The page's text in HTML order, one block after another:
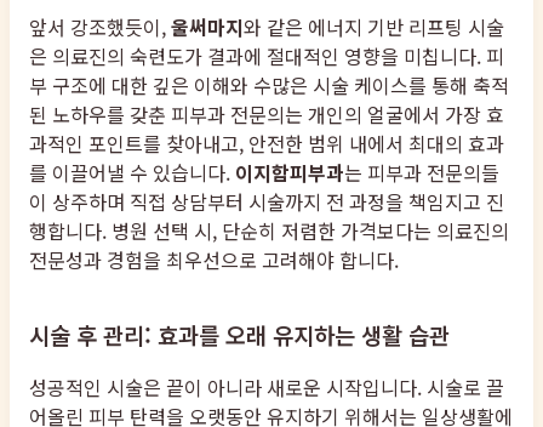
앞서 강조했듯이,울써마지와 같은 에너지 기반 리프팅 시술
은 의료진의 숙련도가 결과에 절대적인 영향을 미칩니다. 피
부 구조에 대한 깊은 이해와 수많은 시술 케이스를 통해 축적
된 노하우를 갖춘 피부과 전문의는 개인의 얼굴에서 가장 효
과적인 포인트를 찾아내고, 안전한 범위 내에서 최대의 효과
를 이끌어낼 수 있습니다. 이지함피부과는 피부과 전문의들
이 상주하며 직접 상담부터 시술까지 전 과정을 책임지고 진
행합니다. 병원 선택 시, 단순히 저렴한 가격보다는 의료진의
전문성과 경험을 최우선으로 고려해야 합니다.
시술 후 관리: 효과를 오래 유지하는 생활 습관
성공적인 시술은 끝이 아니라 새로운 시작입니다. 시술로 끌
어올린 피부 탄력을 오랫동안 유지하기 위해서는 일상생활에